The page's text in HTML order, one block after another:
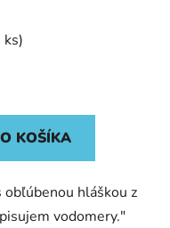
ks)
KOŠÍKA
hláškou z
vodomery."